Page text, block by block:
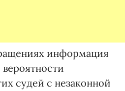
информация
вероятности
судей с незаконной